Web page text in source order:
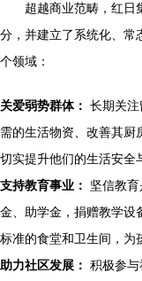
超越商业范畴，红日
分，并建立了系统化、常
个领域：
关爱弱势群体： 长期关
需的生活物资、改善其厨
切实提升他们的生活安全
支持教育事业：
坚信教
金、助学金，捐赠教学设
标准的食堂和卫生间，为
助力社区发展： 积极参